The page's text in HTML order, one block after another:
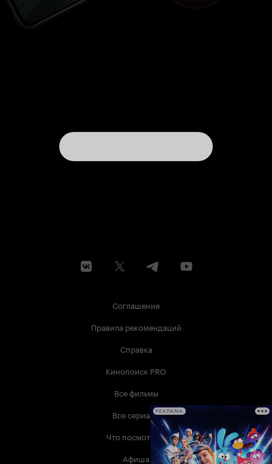
Соглашение
Правила рекомендаций
Справка
Кинопоиск PRO
Все фильмы
Все сериалы
Что посмотреть
Афиша
РЕКЛАМА